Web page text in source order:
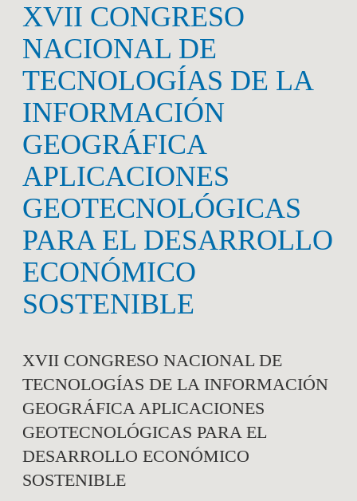
XVII CONGRESO
NACIONAL DE
TECNOLOGÍAS DE LA
INFORMACIÓN
GEOGRÁFICA
APLICACIONES
GEOTECNOLÓGICAS
PARA EL DESARROLLO
ECONÓMICO
SOSTENIBLE
XVII CONGRESO NACIONAL DE
TECNOLOGÍAS DE LA INFORMACIÓN
GEOGRÁFICA APLICACIONES
GEOTECNOLÓGICAS PARA EL
DESARROLLO ECONÓMICO
SOSTENIBLE